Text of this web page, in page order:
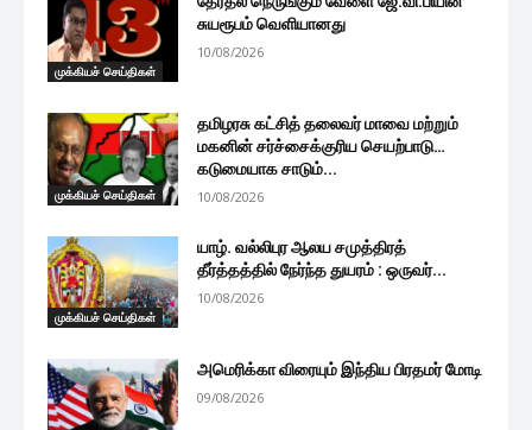
முக்கியச் செய்திகள்
சுயரூபம் வெளியானது
10/08/2026
முக்கியச் செய்திகள்
தமிழரசு கட்சித் தலைவர் மாவை மற்றும்
மகனின் சர்ச்சைக்குரிய செயற்பாடு…
கடுமையாக சாடும்...
10/08/2026
முக்கியச் செய்திகள்
யாழ். வல்லிபுர ஆலய சமுத்திரத்
தீர்த்தத்தில் நேர்ந்த துயரம் : ஒருவர்...
10/08/2026
அமெரிக்கா விரையும் இந்திய பிரதமர் மோடி
09/08/2026